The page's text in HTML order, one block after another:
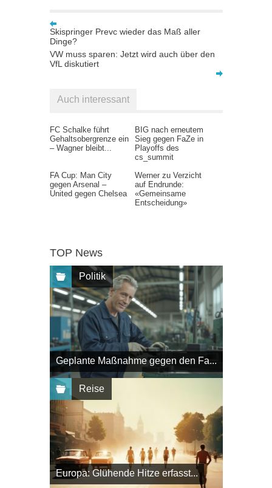
Skispringer Prevc wieder das Maß aller
Dinge?
VW muss sparen: Jetzt wird auch über den
VfL diskutiert
Auch interessant
FC Schalke führt
Gehaltsobergrenze ein
– Wagner bleibt...
BIG nach erneutem
Sieg gegen FaZe in
Playoffs des
cs_summit
FA Cup: Man City
gegen Arsenal –
United gegen Chelsea
Werner zu Verzicht
auf Endrunde:
«Gemeinsame
Entscheidung»
TOP News
Politik
Geplante Maßnahme gegen den Fa...
Reise
Europa: Glühende Hitze erfasst...